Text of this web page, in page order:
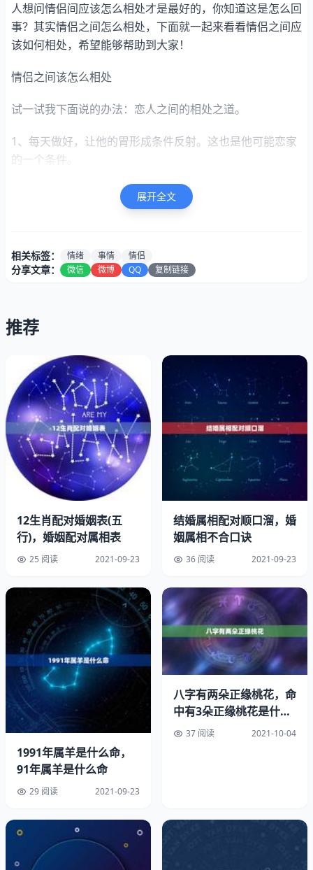
人想问情侣间应该怎么相处才是最好的，你知道这是怎么回
事？其实情侣之间怎么相处，下面就一起来看看情侣之间应
该如何相处，希望能够帮助到大家！
情侣之间该怎么相处
试一试我下面说的办法：恋人之间的相处之道。
1、每天做好，让他的胃形成条件反射。这也是他可能恋家
的一个条件。
2、每天睡觉前，让他躺在床上，给他做做，的目的是表示
他工作很 累，希望他有个好身体，这样你们才能长长久
久，白头到老。每天的时候，轻声的和他沟通一些事情，循
序渐进，别一下说很多，老公会烦的。
息，使自己和老公有同步的共同语言。比如他的工作是汽车
营销的，那么你就了解下这个行业的一些东西，然后和他探
讨下，但切忌，聊天的时候不懂装懂。
4、没事的时候就经常抱抱他，亲亲他 专。男人有时候也像
小孩子似的，你表现出的很稀罕他，觉得他很帅，很可爱，
他也会特开心，特乖的。
5、还一点，要在人前多夸老公，给他面子。人后的时候多
聊天，保 属持沟通上的畅通。
6、还一点，要在人前多夸老公，给他面子。比如在很多人
我和孩子很有耐心的”。其实这是变相的给老公扣帽子，让
他想干点出格的举动，都不好意思。人后的时候多聊天，沟
通上的畅通。
展开全文
相关标签： 情绪 事情 情侣
分享文章： 微信 微博 QQ 复制链接
推荐
12生肖配对婚姻表(五
行)，婚姻配对属相表
25 阅读 2021-09-23
结婚属相配对顺口溜，婚
姻属相不合口诀
36 阅读 2021-09-23
1991年属羊是什么命，
91年属羊是什么命
29 阅读 2021-09-23
八字有两朵正缘桃花，命
中有3朵正缘桃花是什么
意思？
37 阅读 2021-10-04